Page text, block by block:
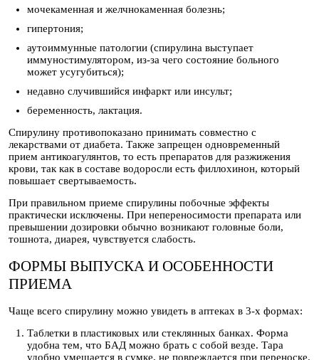
мочекаменная и желчнокаменная болезнь;
гипертония;
аутоиммунные патологии (спирулина выступает
иммуностимулятором, из-за чего состояние больного
может усугубиться);
недавно случившийся инфаркт или инсульт;
беременность, лактация.
Спирулину противопоказано принимать совместно с
лекарствами от диабета. Также запрещен одновременный
прием антикоагулянтов, то есть препаратов для разжижения
крови, так как в составе водоросли есть филлохинон, который
повышает свертываемость.
При правильном приеме спирулины побочные эффекты
практически исключены. При непереносимости препарата или
превышении дозировки обычно возникают головные боли,
тошнота, диарея, чувствуется слабость.
ФОРМЫ ВЫПУСКА И ОСОБЕННОСТИ
ПРИЕМА
Чаще всего спирулину можно увидеть в аптеках в 3-х формах:
Таблетки в пластиковых или стеклянных банках. Форма
удобна тем, что БАД можно брать с собой везде. Тара
удобно умещается в сумке, не повреждается при переноске.